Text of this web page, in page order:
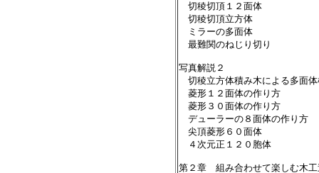
切稜切頂１２面体
切稜切頂立方体
ミラーの多面体
最難関のねじり切
写真解説２
切稜立方体積み木による多面体
菱形１２面体の作り方
菱形３０面体の作り方
デューラーの８面体の作り方
尖頂菱形６０面体
４次元正１２０胞体
第２章　組み合わせて